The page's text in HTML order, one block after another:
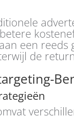
een reeds
de